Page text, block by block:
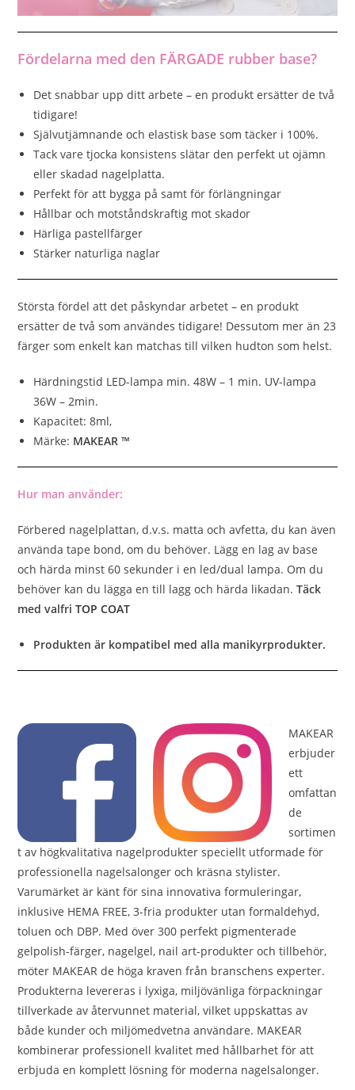
Fördelarna med den FÄRGADE rubber base?
Det snabbar upp ditt arbete – en produkt ersätter de två
tidigare!
Självutjämnande och elastisk base som täcker i 100%.
Tack vare tjocka konsistens slätar den perfekt ut ojämn
eller skadad nagelplatta.
Perfekt för att bygga på samt för förlängningar
Hållbar och motståndskraftig mot skador
Härliga pastellfärger
Stärker naturliga naglar
Största fördel att det påskyndar arbetet – en produkt
ersätter de två som användes tidigare! Dessutom mer än 23
färger som enkelt kan matchas till vilken hudton som helst.
Härdningstid LED-lampa min. 48W – 1 min. UV-lampa
36W – 2min.
Kapacitet: 8ml,
Märke: MAKEAR ™
Hur man använder:
Förbered nagelplattan, d.v.s. matta och avfetta, du kan även
använda tape bond, om du behöver. Lägg en lag av base
och härda minst 60 sekunder i en led/dual lampa. Om du
behöver kan du lägga en till lagg och härda likadan.Täck
med valfriTOP COAT
Produkten är kompatibel med alla manikyrprodukter.
MAKEAR
erbjuder
ett
omfattan
de
sortimen
t av högkvalitativa nagelprodukter speciellt utformade för
professionella nagelsalonger och kräsna stylister.
Varumärket är känt för sina innovativa formuleringar,
inklusive HEMA FREE, 3-fria produkter utan formaldehyd,
toluen och DBP. Med över 300 perfekt pigmenterade
gelpolish-färger, nagelgel, nail art-produkter och tillbehör,
möter MAKEAR de höga kraven från branschens experter.
Produkterna levereras i lyxiga, miljövänliga förpackningar
tillverkade av återvunnet material, vilket uppskattas av
både kunder och miljömedvetna användare. MAKEAR
kombinerar professionell kvalitet med hållbarhet för att
erbjuda en komplett lösning för moderna nagelsalonger.